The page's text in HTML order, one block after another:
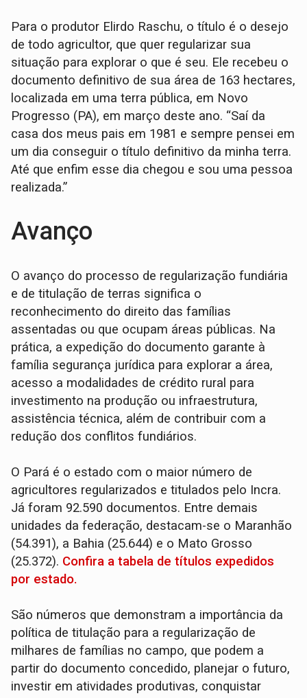
Para o produtor Elirdo Raschu, o título é o desejo
de todo agricultor, que quer regularizar sua
situação para explorar o que é seu. Ele recebeu o
documento definitivo de sua área de 163 hectares,
localizada em uma terra pública, em Novo
Progresso (PA), em março deste ano. “Saí da
casa dos meus pais em 1981 e sempre pensei em
um dia conseguir o título definitivo da minha terra.
Até que enfim esse dia chegou e sou uma pessoa
realizada.”
Avanço
O avanço do processo de regularização fundiária
e de titulação de terras significa o
reconhecimento do direito das famílias
assentadas ou que ocupam áreas públicas. Na
prática, a expedição do documento garante à
família segurança jurídica para explorar a área,
acesso a modalidades de crédito rural para
investimento na produção ou infraestrutura,
assistência técnica, além de contribuir com a
redução dos conflitos fundiários.
O Pará é o estado com o maior número de
agricultores regularizados e titulados pelo Incra.
Já foram 92.590 documentos. Entre demais
unidades da federação, destacam-se o Maranhão
(54.391), a Bahia (25.644) e o Mato Grosso
(25.372). Confira a tabela de títulos expedidos
por estado.
São números que demonstram a importância da
política de titulação para a regularização de
milhares de famílias no campo, que podem a
partir do documento concedido, planejar o futuro,
investir em atividades produtivas, conquistar